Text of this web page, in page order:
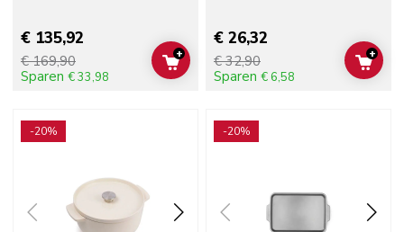
€ 135,92
€ 169,90
Sparen € 33,98
ADD TO CART
+
€ 26,32
€ 32,90
Sparen € 6,58
ADD
+
-20% -20%